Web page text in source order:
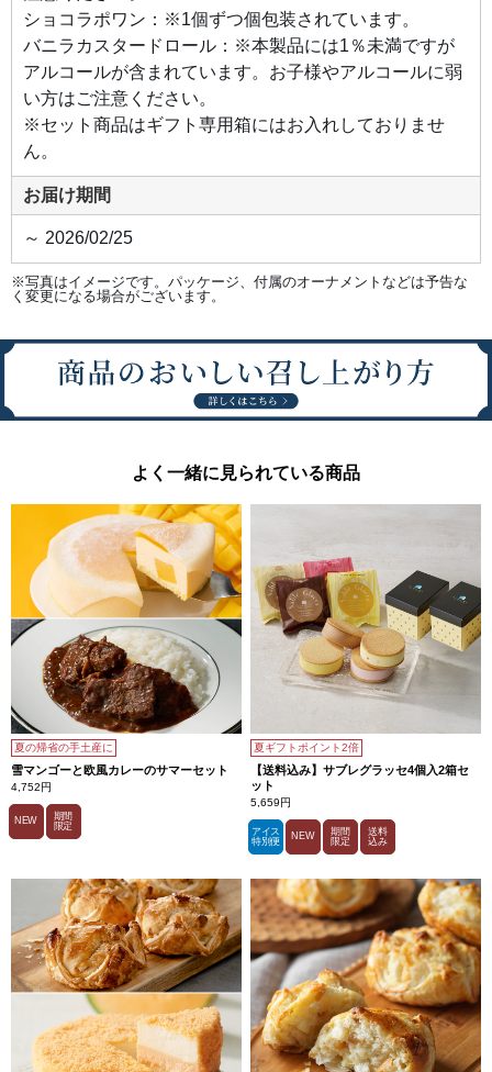
ショコラポワン：※1個ずつ個包装されています。
バニラカスタードロール：※本製品には1％未満ですが
アルコールが含まれています。お子様やアルコールに弱
い方はご注意ください。
※セット商品はギフト専用箱にはお入れしておりませ
ん。
お届け期間
～ 2026/02/25
※写真はイメージです。パッケージ、付属のオーナメントなどは予告な
く変更になる場合がございます。
よく一緒に見られている商品
夏の帰省の手土産に
雪マンゴーと欧風カレーのサマーセット
4,752円
NEW
期間
限定
夏ギフトポイント2倍
【送料込み】サブレグラッセ4個入2箱セ
ット
5,659円
アイス
特別便
NEW
期間
限定
送料
込み